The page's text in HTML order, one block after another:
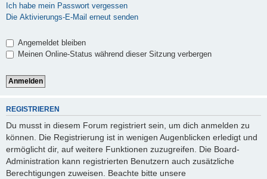
Ich habe mein Passwort vergessen
Die Aktivierungs-E-Mail erneut senden
Angemeldet bleiben
Meinen Online-Status während dieser Sitzung verbergen
REGISTRIEREN
Du musst in diesem Forum registriert sein, um dich anmelden zu
können. Die Registrierung ist in wenigen Augenblicken erledigt und
ermöglicht dir, auf weitere Funktionen zuzugreifen. Die Board-
Administration kann registrierten Benutzern auch zusätzliche
Berechtigungen zuweisen. Beachte bitte unsere